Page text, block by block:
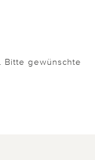
Bitte gewünschte